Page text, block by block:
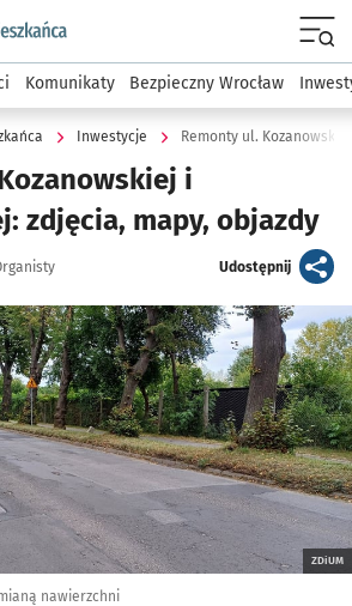
wroclaw.pl podserwis: Dla mieszkańca
Komunikaty Bezpieczny Wrocław
Inwestycje Remonty ul.
i
zdjęcia, mapy, objazdy
Udostępnijartykuł
ZDiUM
nawierzchni